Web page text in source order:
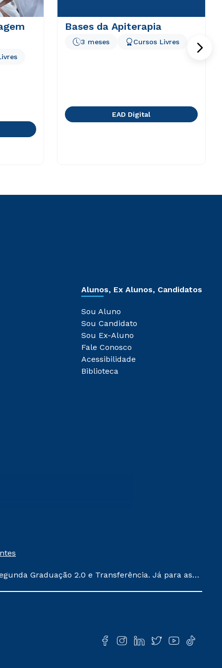
Bases da Apiterapia
3 meses Cursos Livres
EAD Digital
Alunos, Ex Alunos, Candidatos
Sou Aluno
Sou Candidato
Sou Ex-Aluno
Fale Conosco
Acessibilidade
Biblioteca
Graduação 2.0 e Transferência. Já para as